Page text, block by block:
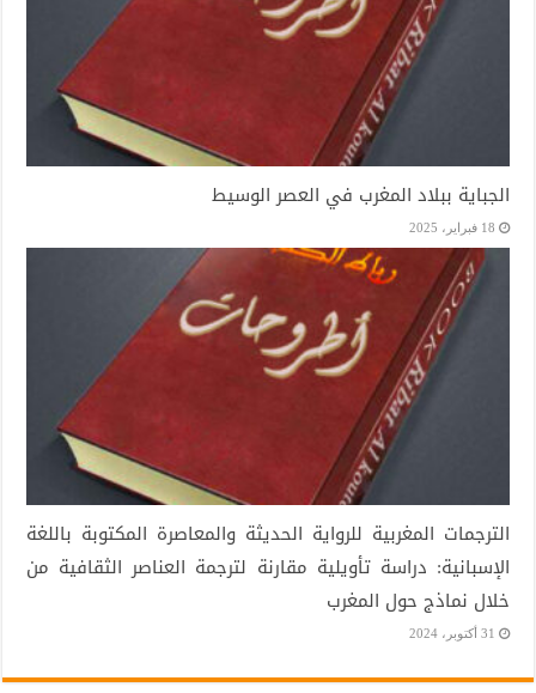
الجباية ببلاد المغرب في العصر الوسيط
18 فبراير، 2025
الترجمات المغربية للرواية الحديثة والمعاصرة المكتوبة باللغة
الإسبانية: دراسة تأويلية مقارنة لترجمة العناصر الثقافية من
خلال نماذج حول المغرب
31 أكتوبر، 2024